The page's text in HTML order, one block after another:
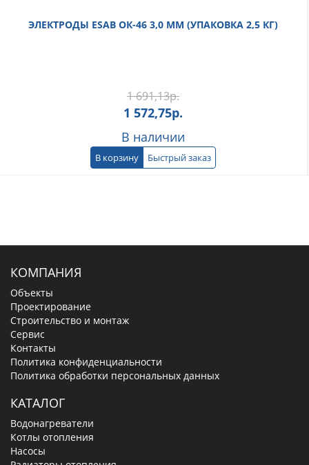
ЭЛЕКТРОДЫ ESAB ОК-46 3,0 ММ (УПАКОВКА 2,5 КГ)
1 691,13р.
1 572,75р.
В наличии
В корзину Быстрый заказ
КОМПАНИЯ
Объекты
Проектирование
Строительство и монтаж
Сервис
Контакты
Политика конфиденциальности
Политика обработки персональных данных
КАТАЛОГ
Водонагреватели
Котлы отопления
Насосы